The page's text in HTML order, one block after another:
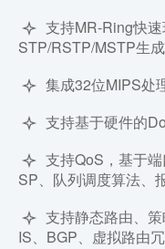
支持MR-Ring快
STP/RSTP/MSTP生
集成32位MIPS处
支持基于硬件的
支持QoS，基于
SP、队列调度算法、
支持静态路由、
IS、BGP、虚拟路由